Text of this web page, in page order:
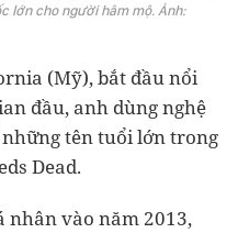
lớn cho người hâm mộ. Ảnh:
(Mỹ), bắt đầu nổi
đầu, anh dùng nghệ
tên tuổi lớn trong
Dead.
nhân vào năm 2013,